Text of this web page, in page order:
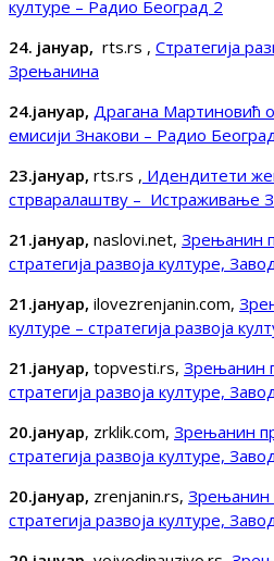
културе – Радио Београд 2
24. јануар, rts.rs , Стратегија
Зрењанина
24.јануар, Драгана Мартиновић
емисији Знакови – Радио
23.јануар, rts.rs , Идендитети
стрваралаштву – Истраживање
21.јануар, naslovi.net, Зрењанин
стратегија развоја културе, Завод
21.јануар, ilovezrenjanin.com,
културе – стратегија развоја
21.јануар, topvesti.rs, Зрењанин
стратегија развоја културе, Завод
20.јануар, zrklik.com, Зрењанин
стратегија развоја културе, Завод
20.јануар, zrenjanin.rs, Зрењанин
стратегија развоја културе, Завод